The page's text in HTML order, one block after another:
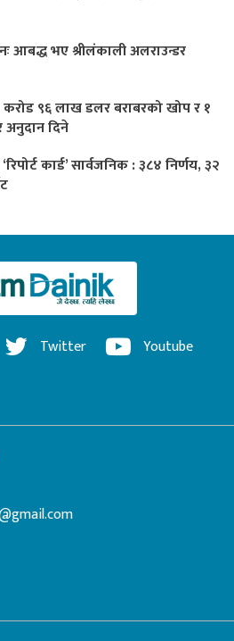
आबद्ध भए श्रीलंकाली अलराउन्डर
९६ लाख डलर बराबरको खोप र १
दिने
कार्ड’ सार्वजनिक : ३८४ निर्णय, ३२
Twitter Youtube